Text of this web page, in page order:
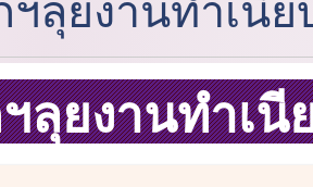
ลุยงานทำเนี
ลุยงานทำเนี